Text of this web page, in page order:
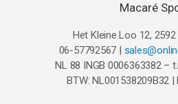
Macaré
Het Kleine Loo 12, 2592
06-57792567 |
NL 88 INGB 0006363382 –
BTW: NL001538209B32 |